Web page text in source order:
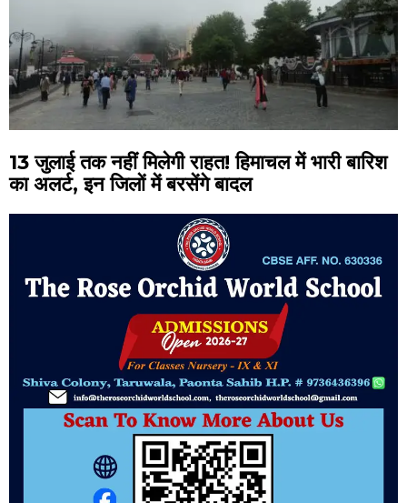
13 जुलाई तक नहीं मिलेगी राहत! हिमाचल में भारी बारिश
का अलर्ट, इन जिलों में बरसेंगे बादल